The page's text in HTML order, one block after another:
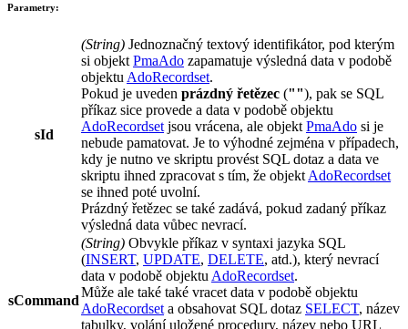
Parametry:
sId
(String) Jednoznačný textový identifikátor, pod kterým
si objekt PmaAdo zapamatuje výsledná data v podobě
objektu AdoRecordset.
Pokud je uveden prázdný řetězec (""), pak se SQL
příkaz sice provede a data v podobě objektu
AdoRecordset jsou vrácena, ale objekt PmaAdo si je
nebude pamatovat. Je to výhodné zejména v případech,
kdy je nutno ve skriptu provést SQL dotaz a data ve
skriptu ihned zpracovat s tím, že objekt AdoRecordset
se ihned poté uvolní.
Prázdný řetězec se také zadává, pokud zadaný příkaz
výsledná data vůbec nevrací.
sCommand
(String) Obvykle příkaz v syntaxi jazyka SQL
(INSERT, UPDATE, DELETE, atd.), který nevrací
data v podobě objektu AdoRecordset.
Může ale také také vracet data v podobě objektu
AdoRecordset a obsahovat SQL dotaz SELECT, název
tabulky, volání uložené procedury, název nebo URL